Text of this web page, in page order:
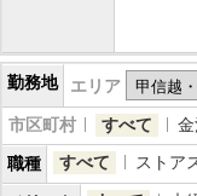
勤務地 エリア
市区町村
すべて
職種
すべて ストア